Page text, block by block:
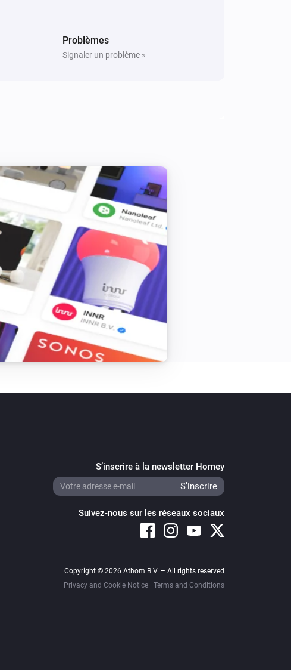
Problèmes
Signaler un problème »
S’inscrire à la newsletter Homey
Suivez-nous sur les réseaux sociaux
Copyright © 2026 Athom B.V. – All rights reserved
Privacy and Cookie Notice
Terms and Conditions